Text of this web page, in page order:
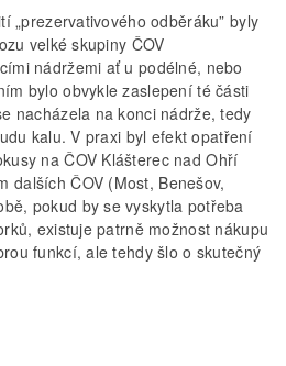
„prezervativového odběráku” byly
velké skupiny ČOV
nádržemi ať u podélné, nebo
bylo obvykle zaslepení té části
nacházela na konci nádrže, tedy
kalu. V praxi byl efekt opatření
na ČOV Klášterec nad Ohří
dalších ČOV (Most, Benešov,
pokud by se vyskytla potřeba
existuje patrně možnost nákupu
funkcí, ale tehdy šlo o skutečný